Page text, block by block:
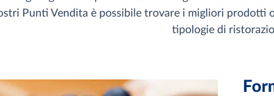
Punti Vendita è possibile trovare i migliori
tipologie di